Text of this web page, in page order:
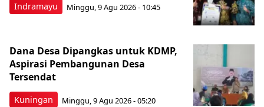
Indramayu Minggu, 9 Agu 2026 - 10:45
Kuningan
Dana Desa Dipangkas untuk KDMP,
Aspirasi Pembangunan Desa
Tersendat
Minggu, 9 Agu 2026 - 05:20